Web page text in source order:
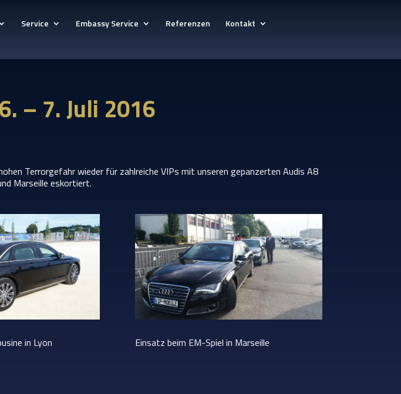
Service Embassy Service Referenzen
Kontakt
– 7. Juli 2016
Terrorgefahr wieder für zahlreiche VIPs mit unseren gepanzerten Audis A8
Marseille eskortiert.
in Lyon Einsatz beim EM-Spiel in Marseille